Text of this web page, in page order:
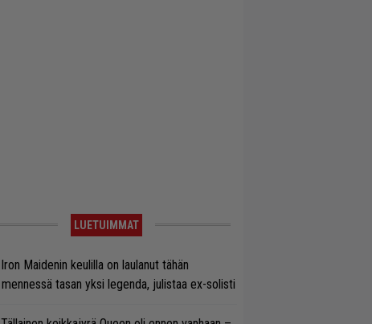
LUETUIMMAT
Iron Maidenin keulilla on laulanut tähän
mennessä tasan yksi legenda, julistaa ex-solisti